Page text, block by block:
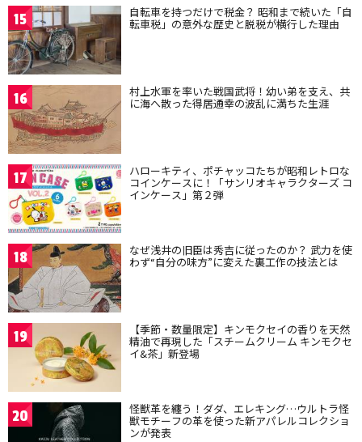
15 自転車を持つだけで税金？ 昭和まで続いた「自
転車税」の意外な歴史と脱税が横行した理由
16 村上水軍を率いた戦国武将！幼い弟を支え、共
に海へ散った得居通幸の波乱に満ちた生涯
17 ハローキティ、ポチャッコたちが昭和レトロな
コインケースに！「サンリオキャラクターズ コ
インケース」第２弾
18 なぜ浅井の旧臣は秀吉に従ったのか？ 武力を使
わず“自分の味方”に変えた裏工作の技法とは
19 【季節・数量限定】キンモクセイの香りを天然
精油で再現した「スチームクリーム キンモクセ
イ&茶」新登場
20 怪獣革を纏う！ダダ、エレキング…ウルトラ怪
獣モチーフの革を使った新アパレルコレクショ
ンが発表